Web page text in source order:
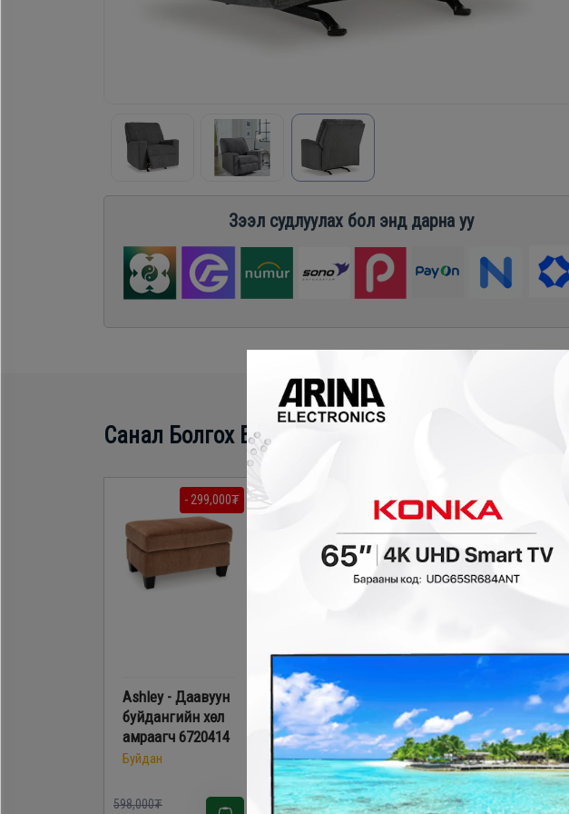
Зээл судлуулах бол энд дарна уу
Санал Болгох Бүтээгдэхүүн
- 299,000₮
Ashley - Даавуун
буйдангийн хөл
амраагч 6720414
Буйдан
598,000₮
- 104,700₮
Ashley - Даавуун
буйдангийн хөл
амраагч 5080514
Буйдан
698,000₮
Ashley - Хөл
амраагчтай
буйдан 3427126
Буйдан
898,000₮